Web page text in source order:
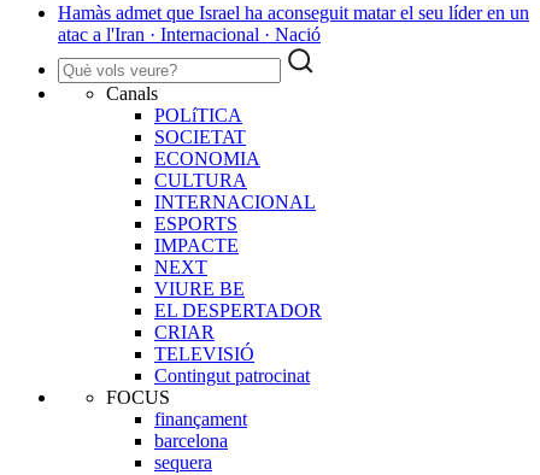
Hamàs admet que Israel ha aconseguit matar el seu líder en un
atac a l'Iran · Internacional · Nació
Canals
POLíTICA
SOCIETAT
ECONOMIA
CULTURA
INTERNACIONAL
ESPORTS
IMPACTE
NEXT
VIURE BE
EL DESPERTADOR
CRIAR
TELEVISIÓ
Contingut patrocinat
FOCUS
finançament
barcelona
sequera